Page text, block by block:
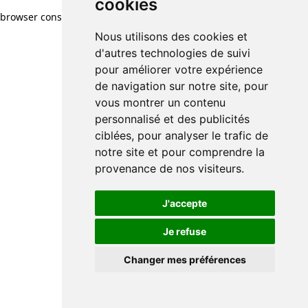
cookies
Nous utilisons des cookies et
d'autres technologies de suivi
pour améliorer votre expérience
de navigation sur notre site, pour
vous montrer un contenu
personnalisé et des publicités
ciblées, pour analyser le trafic de
notre site et pour comprendre la
provenance de nos visiteurs.
J'accepte
Je refuse
Changer mes préférences
browser console for more information)